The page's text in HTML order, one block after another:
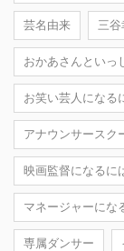
芸名由来 三
おかあさんといっ
お笑い芸人になる
アナウンサースク
映画監督になるに
マネージャーにな
専属ダンサー